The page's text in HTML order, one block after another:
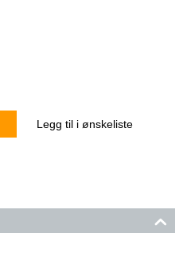
Legg til i ønskeliste